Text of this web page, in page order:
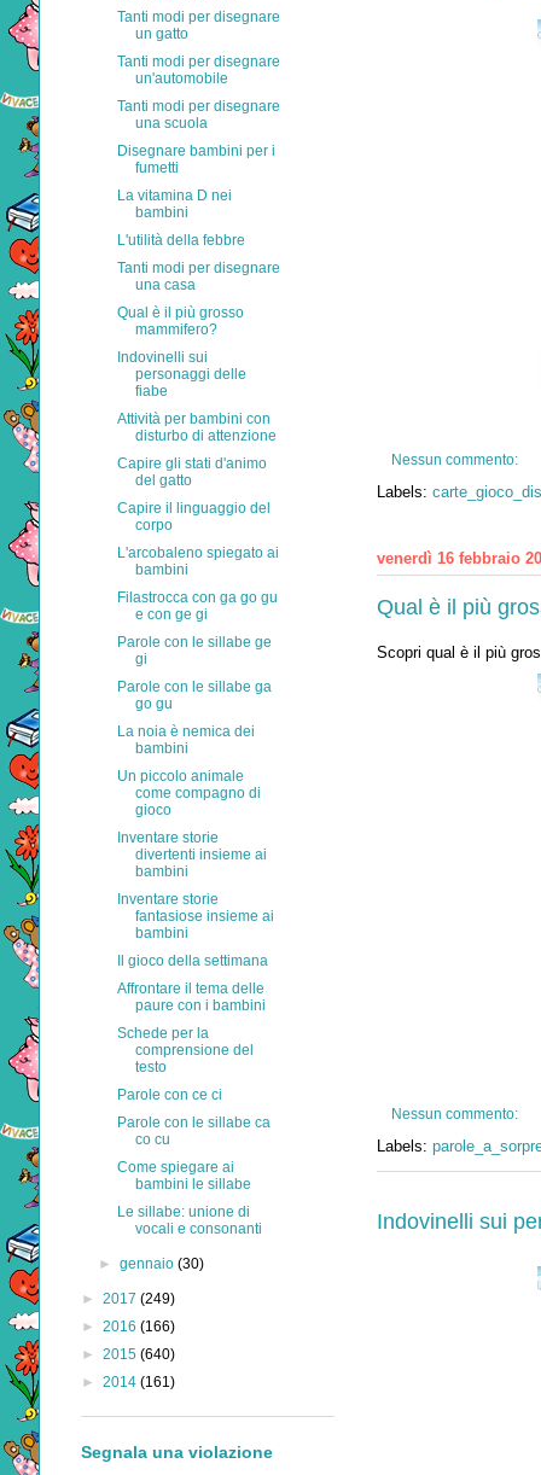
Nessun commento:
Labels:
venerdì 16 febbraio
Qual è il più
Scopri qual è il più
Nessun commento:
Labels:
Indovinelli sui
Tanti modi per disegnare
un gatto
Tanti modi per disegnare
un'automobile
Tanti modi per disegnare
una scuola
Disegnare bambini per i
fumetti
La vitamina D nei
bambini
L'utilità della febbre
Tanti modi per disegnare
una casa
Qual è il più grosso
mammifero?
Indovinelli sui
personaggi delle
fiabe
Attività per bambini con
disturbo di attenzione
Capire gli stati d'animo
del gatto
Capire il linguaggio del
corpo
L'arcobaleno spiegato ai
bambini
Filastrocca con ga go gu
e con ge gi
Parole con le sillabe ge
gi
Parole con le sillabe ga
go gu
La noia è nemica dei
bambini
Un piccolo animale
come compagno di
gioco
Inventare storie
divertenti insieme ai
bambini
Inventare storie
fantasiose insieme ai
bambini
Il gioco della settimana
Affrontare il tema delle
paure con i bambini
Schede per la
comprensione del
testo
Parole con ce ci
Parole con le sillabe ca
co cu
Come spiegare ai
bambini le sillabe
Le sillabe: unione di
vocali e consonanti
►gennaio(30)
► 2017 (249)
► 2016 (166)
► 2015 (640)
► 2014 (161)
Segnala una violazione